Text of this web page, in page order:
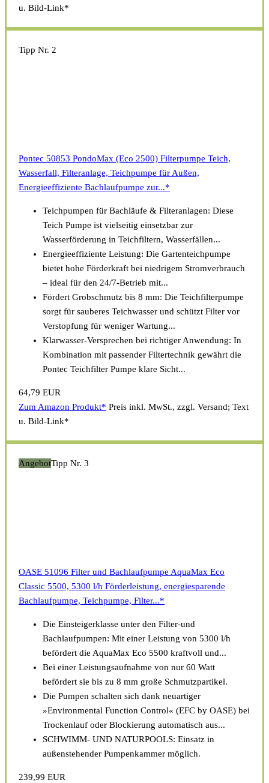
u. Bild-Link*
Tipp Nr. 2
Pontec 50853 PondoMax (Eco 2500) Filterpumpe Teich,
Wasserfall, Filteranlage, Teichpumpe für Außen,
Energieeffiziente Bachlaufpumpe zur...*
Teichpumpen für Bachläufe & Filteranlagen: Diese
Teich Pumpe ist vielseitig einsetzbar zur
Wasserförderung in Teichfiltern, Wasserfällen...
Energieeffiziente Leistung: Die Gartenteichpumpe
bietet hohe Förderkraft bei niedrigem Stromverbrauch
– ideal für den 24/7-Betrieb mit...
Fördert Grobschmutz bis 8 mm: Die Teichfilterpumpe
sorgt für sauberes Teichwasser und schützt Filter vor
Verstopfung für weniger Wartung...
Klarwasser-Versprechen bei richtiger Anwendung: In
Kombination mit passender Filtertechnik gewährt die
Pontec Teichfilter Pumpe klare Sicht...
64,79 EUR
Zum Amazon Produkt* Preis inkl. MwSt., zzgl. Versand; Text
u. Bild-Link*
AngebotTipp Nr. 3
OASE 51096 Filter und Bachlaufpumpe AquaMax Eco
Classic 5500, 5300 l/h Förderleistung, energiesparende
Bachlaufpumpe, Teichpumpe, Filter...*
Die Einsteigerklasse unter den Filter-und
Bachlaufpumpen: Mit einer Leistung von 5300 l/h
befördert die AquaMax Eco 5500 kraftvoll und...
Bei einer Leistungsaufnahme von nur 60 Watt
befördert sie bis zu 8 mm große Schmutzpartikel.
Die Pumpen schalten sich dank neuartiger
»Environmental Function Control« (EFC by OASE) bei
Trockenlauf oder Blockierung automatisch aus...
SCHWIMM- UND NATURPOOLS​​: Einsatz in
außenstehender Pumpenkammer möglich.
239,99 EUR